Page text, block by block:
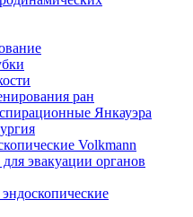
ран
Янкауэра
Volkmann
эвакуации органов